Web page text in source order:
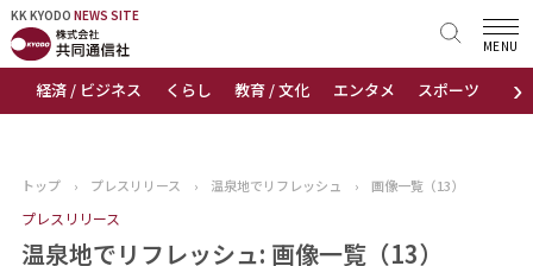
KK KYODO NEWS SITE
›
経済 / ビジネス くらし 教育 / 文化 エンタメ スポーツ 地域
MENU
KK KYODONEWS SITE
トップページ
ニュース
トップ › プレスリリース › 温泉地でリフレッシュ › 画像一覧（13）
プレスリリース
温泉地でリフレッシュ: 画像一覧（13）